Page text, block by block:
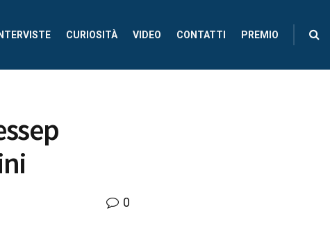
INTERVISTE CURIOSITÀ VIDEO CONTATTI PREMIO
0